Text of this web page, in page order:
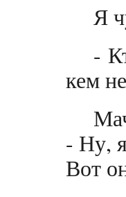
Я
-
кем
- Ну,
Вот